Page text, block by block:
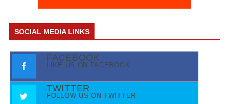
SOCIAL MEDIA LINKS
FACEBOOK
LIKE US ON FACEBOOK
TWITTER
FOLLOW US ON TWITTER